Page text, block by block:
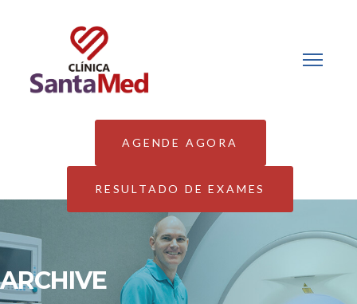
AGENDE AGORA
RESULTADO DE EXAMES
ARCHIVE